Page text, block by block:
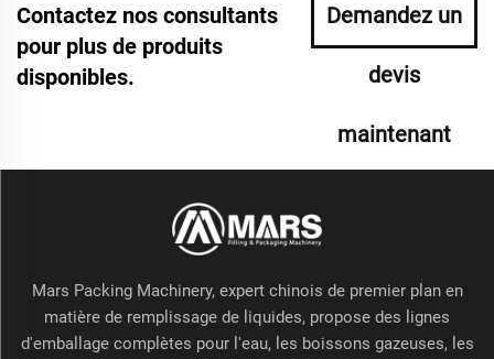
Contactez nos consultants
pour plus de produits
disponibles.
Demandez un
devis
maintenant
Mars Packing Machinery, expert chinois de premier plan en
matière de remplissage de liquides, propose des lignes
d'emballage complètes pour l'eau, les boissons gazeuses, les